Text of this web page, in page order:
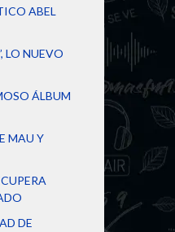
ABEL
LO NUEVO
ÁLBUM
MAU Y
DE